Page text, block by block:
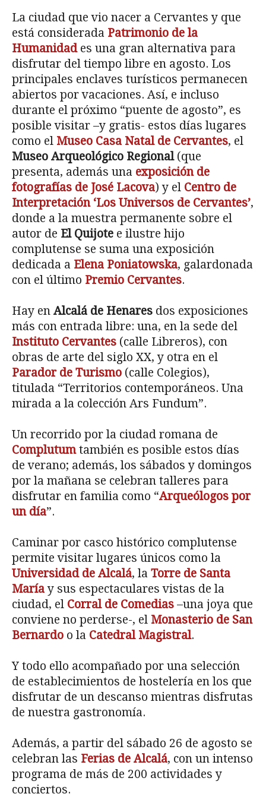
La ciudad que vio nacer a Cervantes y que
está considerada Patrimonio de la
Humanidades una gran alternativa para
disfrutar del tiempo libre en agosto. Los
principales enclaves turísticos permanecen
abiertos por vacaciones. Así, e incluso
durante el próximo “puente de agosto”, es
posible visitar –y gratis- estos días lugares
como el Museo Casa Natal de Cervantes, el
Museo Arqueológico Regional(que
presenta, además una exposición de
fotografías de José Lacova) y el Centro de
Interpretación ‘Los Universos de Cervantes’,
donde a la muestra permanente sobre el
autor de El Quijote e ilustre hijo
complutense se suma una exposición
dedicada a Elena Poniatowska, galardonada
con el último Premio Cervantes.
Hay en Alcalá de Henares dos exposiciones
más con entrada libre: una, en la sede del
Instituto Cervantes (calle Libreros), con
obras de arte del siglo XX, y otra en el
Parador de Turismo (calle Colegios),
titulada “Territorios contemporáneos. Una
mirada a la colección Ars Fundum”.
Un recorrido por la ciudad romana de
Complutumtambién es posible estos días
de verano; además, los sábados y domingos
por la mañana se celebran talleres para
disfrutar en familia como “Arqueólogos por
un día”.
Caminar por casco histórico complutense
permite visitar lugares únicos como la
Universidad de Alcalá, la Torre de Santa
Maríay sus espectaculares vistas de la
ciudad, el Corral de Comedias –una joya que
conviene no perderse-, el Monasterio de San
Bernardo o la Catedral Magistral.
Y todo ello acompañado por una selección
de establecimientos de hostelería en los que
disfrutar de un descanso mientras disfrutas
de nuestra gastronomía.
Además, a partir del sábado 26 de agosto se
celebran las Ferias de Alcalá, con un intenso
programa de más de 200 actividades y
conciertos.